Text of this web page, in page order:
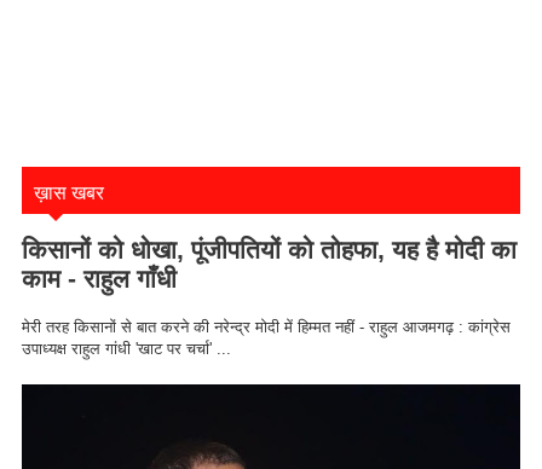
ख़ास खबर
किसानों को धोखा, पूंजीपतियों को तोहफा, यह है मोदी का
काम - राहुल गाँधी
मेरी तरह किसानों से बात करने की नरेन्द्र मोदी में हिम्मत नहीं - राहुल आजमगढ़ : कांग्रेस
उपाध्यक्ष राहुल गांधी 'खाट पर चर्चा' ...